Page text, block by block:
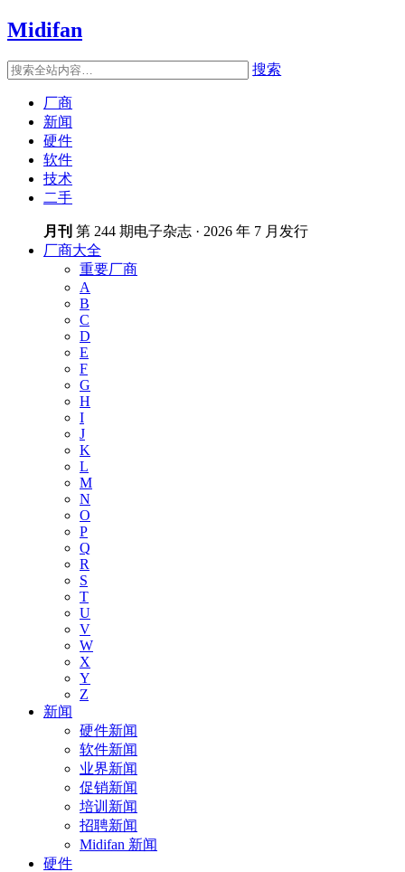
Midifan
搜索
厂商
新闻
硬件
软件
技术
二手
月刊 第 244 期电子杂志 · 2026 年 7 月发行
厂商大全
重要厂商
A
B
C
D
E
F
G
H
I
J
K
L
M
N
O
P
Q
R
S
T
U
V
W
X
Y
Z
新闻
硬件新闻
软件新闻
业界新闻
促销新闻
培训新闻
招聘新闻
Midifan 新闻
硬件